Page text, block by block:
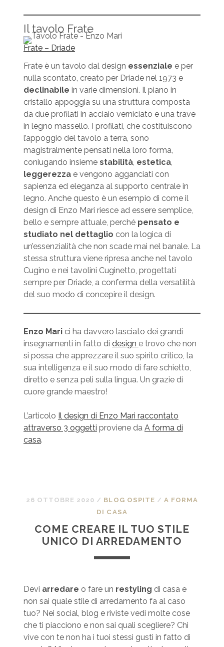
Il tavolo Frate
Frate – Driade
Frate è un tavolo dal design essenziale e per
nulla scontato, creato per Driade nel 1973 e
declinabile in varie dimensioni. Il piano in
cristallo appoggia su una struttura composta
da due profilati in acciaio verniciato e una trave
in legno massello. I profilati, che costituiscono
l’appoggio del tavolo a terra, sono
magistralmente pensati nella loro forma,
coniugando insieme stabilità, estetica,
leggerezza e vengono agganciati con
sapienza ed eleganza al supporto centrale in
legno. Anche questo è un esempio di come il
design di Enzo Mari riesce ad essere semplice,
bello e sempre attuale, perché pensato e
studiato nel dettaglio con la logica di
un’essenzialità che non scade mai nel banale. La
stessa struttura viene ripresa anche nel tavolo
Cugino e nei tavolini Cuginetto, progettati
sempre per Driade, a conferma della versatilità
del suo modo di concepire il design.
Enzo Marici ha davvero lasciato dei grandi
insegnamenti in fatto di design e trovo che non
si possa che apprezzare il suo spirito critico, la
sua intelligenza e il suo modo di fare schietto,
diretto e senza peli sulla lingua. Un grazie di
cuore grande maestro!
L’articolo Il design di Enzo Mari raccontato
attraverso 3 oggetti proviene da A forma di
casa.
26 OTTOBRE 2020 / BLOG OSPITE /A FORMA
DI CASA
COME CREARE IL TUO STILE
UNICO DI ARREDAMENTO
Devi arredare o fare un restyling di casa e
non sai quale stile di arredamento fa al caso
tuo? Nei social, blog e riviste vedi molte cose
che ti piacciono e non sai quali scegliere? Chi
vive con te non ha i tuoi stessi gusti in fatto di